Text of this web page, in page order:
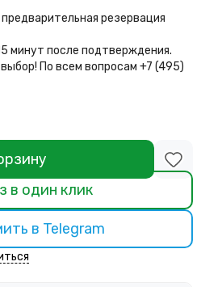
резервация
минут после подтверждения.
По всем вопросам +7 (495)
в один клик
в Telegram